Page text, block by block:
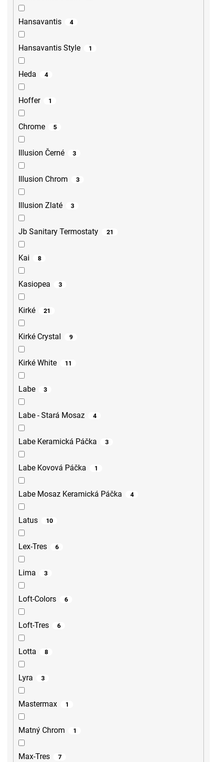
Hansavantis 4
Hansavantis Style 1
Heda 4
Hoffer 1
Chrome 5
Illusion Černé 3
Illusion Chrom 3
Illusion Zlaté 3
Jb Sanitary Termostaty 21
Kai 8
Kasiopea 3
Kirké 21
Kirké Crystal 9
Kirké White 11
Labe 3
Labe - Stará Mosaz 4
Labe Keramická Páčka 3
Labe Kovová Páčka 1
Labe Mosaz Keramická Páčka 4
Latus 10
Lex-Tres 6
Lima 3
Loft-Colors 6
Loft-Tres 6
Lotta 8
Lyra 3
Mastermax 1
Matný Chrom 1
Max-Tres 7